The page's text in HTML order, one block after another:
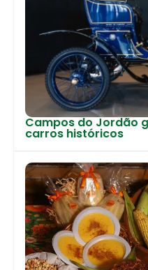
Campos do Jordão
carros históricos